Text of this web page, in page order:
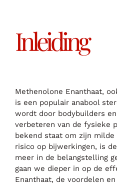
Inleiding
Methenolone Enanthaat,
is een populair anabool
wordt door bodybuilders
verbeteren van de fysieke
bekend staat om zijn
risico op bijwerkingen, is
meer in de belangstelling
gaan we dieper in op de
Enanthaat, de voordelen